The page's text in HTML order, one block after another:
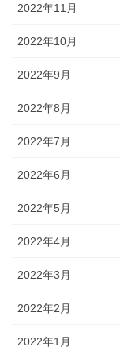
2022年11月
2022年10月
2022年9月
2022年8月
2022年7月
2022年6月
2022年5月
2022年4月
2022年3月
2022年2月
2022年1月